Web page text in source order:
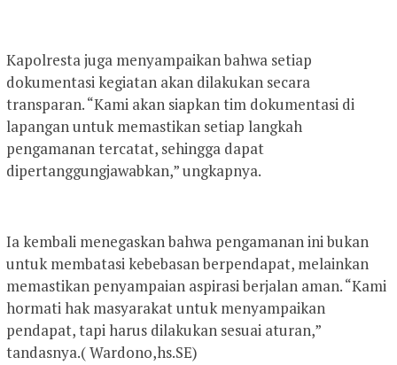
Kapolresta juga menyampaikan bahwa setiap
dokumentasi kegiatan akan dilakukan secara
transparan. “Kami akan siapkan tim dokumentasi di
lapangan untuk memastikan setiap langkah
pengamanan tercatat, sehingga dapat
dipertanggungjawabkan,” ungkapnya.
Ia kembali menegaskan bahwa pengamanan ini bukan
untuk membatasi kebebasan berpendapat, melainkan
memastikan penyampaian aspirasi berjalan aman. “Kami
hormati hak masyarakat untuk menyampaikan
pendapat, tapi harus dilakukan sesuai aturan,”
tandasnya.( Wardono,hs.SE)